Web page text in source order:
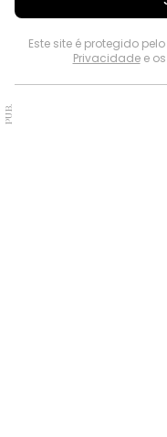
Este site é protegido
Privacidadee os
PUB.